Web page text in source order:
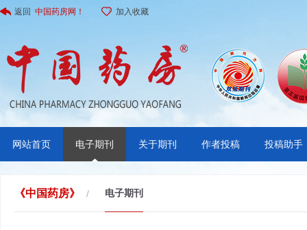
返回 中国药房网！ 加入收藏
网站首页 电子期刊 关于期刊 作者投稿 投稿助手
《中国药房》 / 电子期刊